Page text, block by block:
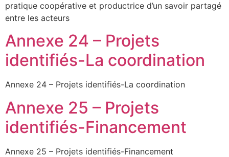
pratique coopérative et productrice d’un savoir partagé
entre les acteurs
Annexe 24 – Projets
identifiés-La coordination
Annexe 24 – Projets identifiés-La coordination
Annexe 25 – Projets
identifiés-Financement
Annexe 25 – Projets identifiés-Financement